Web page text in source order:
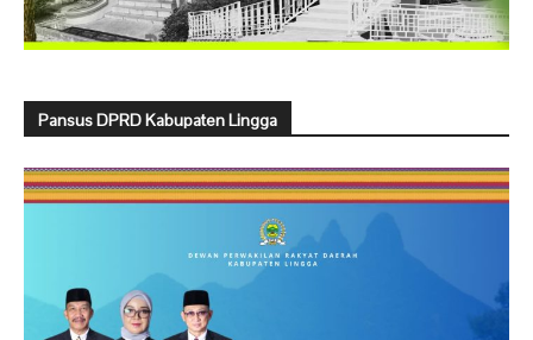
Pansus DPRD Kabupaten Lingga